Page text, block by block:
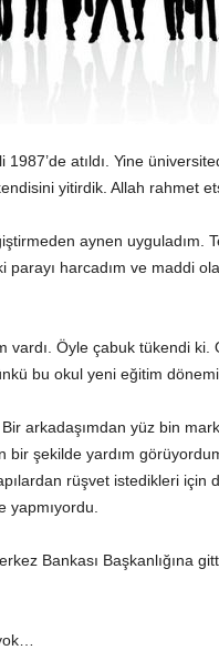
1987’de atıldı. Yine
yitirdik. Allah rahmet
aynen uyguladım.
harcadım ve maddi
vardı. Öyle çabuk tükendi
bu okul yeni eğitim
arkadaşımdan yüz bin
bir şekilde yardım
rüşvet istedikleri için
yapmıyordu.
Bankası Başkanlığına